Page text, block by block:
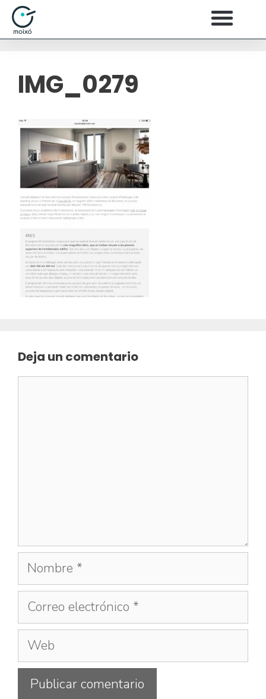
IMG_0279
Deja un comentario